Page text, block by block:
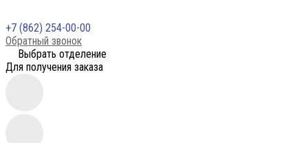
+7 (862) 254-00-00
Обратный звонок
Выбрать отделение
Для получения заказа